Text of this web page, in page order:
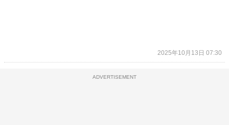
2025年10月13日 07:30
ADVERTISEMENT